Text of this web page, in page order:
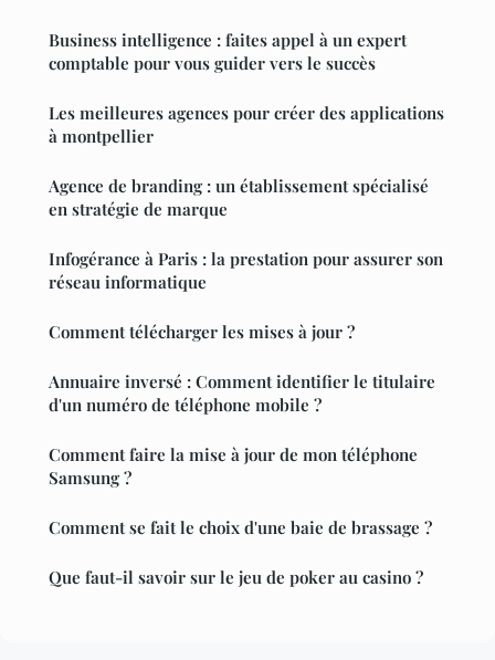
Business intelligence : faites appel à un expert
comptable pour vous guider vers le succès
Les meilleures agences pour créer des applications
à montpellier
Agence de branding : un établissement spécialisé
en stratégie de marque
Infogérance à Paris : la prestation pour assurer son
réseau informatique
Comment télécharger les mises à jour ?
Annuaire inversé : Comment identifier le titulaire
d'un numéro de téléphone mobile ?
Comment faire la mise à jour de mon téléphone
Samsung ?
Comment se fait le choix d'une baie de brassage ?
Que faut-il savoir sur le jeu de poker au casino ?